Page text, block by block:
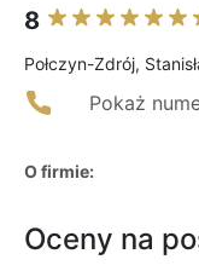
8
Połczyn-Zdrój,
Pokaż
O firmie:
Oceny na